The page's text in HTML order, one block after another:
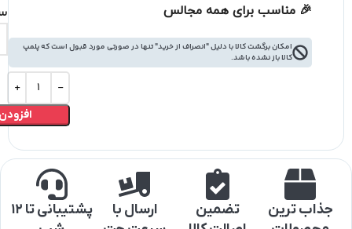
🎉 مناسب برای همه مجالس
امکان برگشت کالا با دلیل "انصراف از خرید" تنها در صورتی مورد قبول است که پلمپ
کالا باز نشده باشد.
جذاب ترین
تضمین
ارسال با
پشتیبانی تا ۱۲